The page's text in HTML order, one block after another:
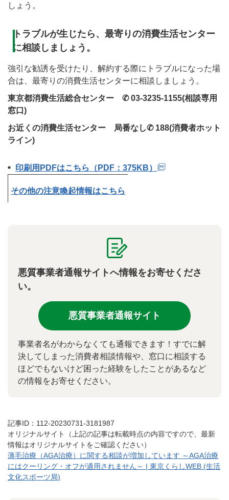
しょう。
トラブルが生じたら、最寄りの消費生活センター
に相談しましょう。
強引な勧誘を受けたり、解約する際にトラブルになった場
合は、最寄りの消費生活センターに相談しましょう。
東京都消費生活総合センター ✆ 03-3235-1155(相談専用
窓口)
お近くの消費生活センター 局番なし✆ 188(消費者ホット
ライン)
印刷用PDFはこちら（PDF：375KB）
その他の注意喚起情報はこちら
悪質事業者通報サイトへ情報をお寄せくださ
い。
悪質事業者通報サイト
事業者名がわからなくても通報できます！すでに解
決してしまった消費者相談情報や、窓口に相談する
ほどでもないけど困った経験をしたことがあるなど
の情報をお寄せください。
記事ID：112-20230731-3181987
オリジナルサイト（上記の記事は転載時点の内容ですので、最新
情報はオリジナルサイトをご確認ください）
薄毛治療（AGA治療）に関する相談が増加しています ～AGA治療
にはクーリング・オフが適用されません～ | 東京くらしWEB (生活
文化スポーツ局)